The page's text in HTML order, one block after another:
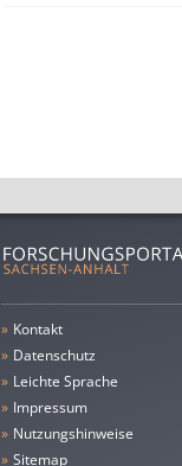
»
Kontakt
»
Datenschutz
» leichte Sprache
» Impressum
»
Nutzungshinweise
»
Sitemap